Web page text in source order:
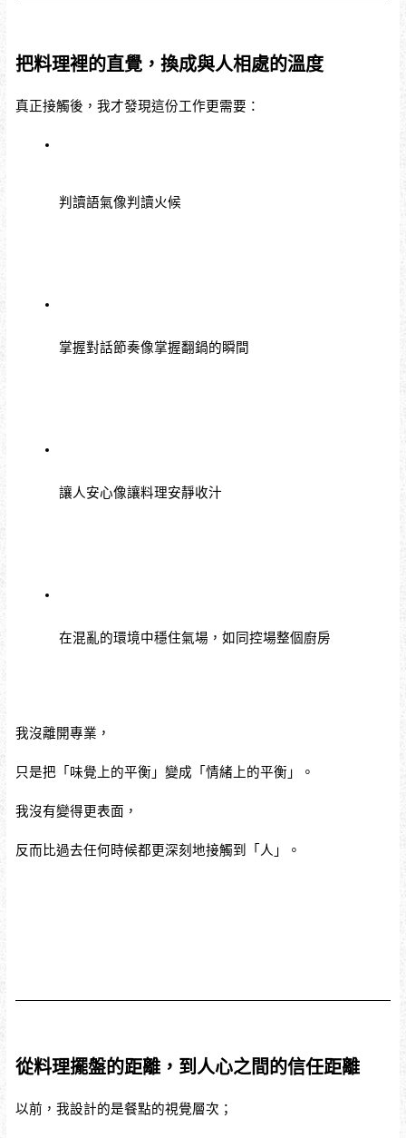
把料理裡的直覺，換成與人相處的溫度
真正接觸後，我才發現這份工作更需要：
判讀語氣像判讀火候
掌握對話節奏像掌握翻鍋的瞬間
讓人安心像讓料理安靜收汁
在混亂的環境中穩住氣場，如同控場整個廚房
我沒離開專業，
只是把「味覺上的平衡」變成「情緒上的平衡」。
我沒有變得更表面，
反而比過去任何時候都更深刻地接觸到「人」。
從料理擺盤的距離，到人心之間的信任距離
以前，我設計的是餐點的視覺層次；